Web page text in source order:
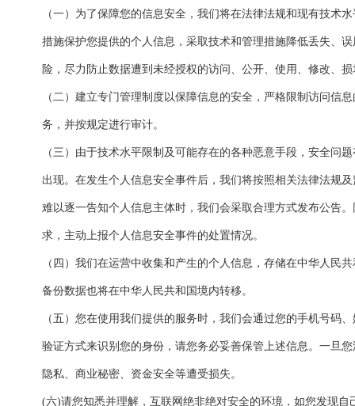
（一）为了保障您的信息安全，我们将在法律法规和现有技术
措施保护您提供的个人信息，采取技术和管理措施降低丢失、
险，尽力防止数据遭到未经授权的访问、公开、使用、修改、
（二）建立专门管理制度以保障信息的安全，严格限制访问信
务，并按规定进行审计。
（三）由于技术水平限制及可能存在的各种恶意手段，安全问
出现。在发生个人信息安全事件后，我们将按照相关法律法规
难以逐一告知个人信息主体时，我们会采取合理方式发布公告
求，主动上报个人信息安全事件的处置情况。
（四）我们在运营中收集和产生的个人信息，存储在中华人民
备份数据也将在中华人民共和国境内转移。
（五）您在使用我们提供的服务时，我们会通过您的手机号码
验证方式来识别您的身份，请您务必妥善保管上述信息。一旦
隐私、商业秘密、资金安全等遭受损失。
(六)请您知悉并理解，互联网绝非绝对安全的环境，如您发现